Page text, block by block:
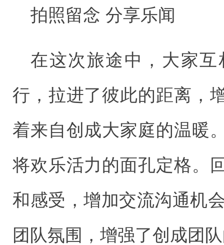
拍照留念 分享乐闻
在这次旅途中，大家
行，拉进了彼此的距离，
着来自创成大家庭的温暖
将欢乐活力的面孔定格。
和感受，增加交流沟通机
团队氛围，增强了创成团